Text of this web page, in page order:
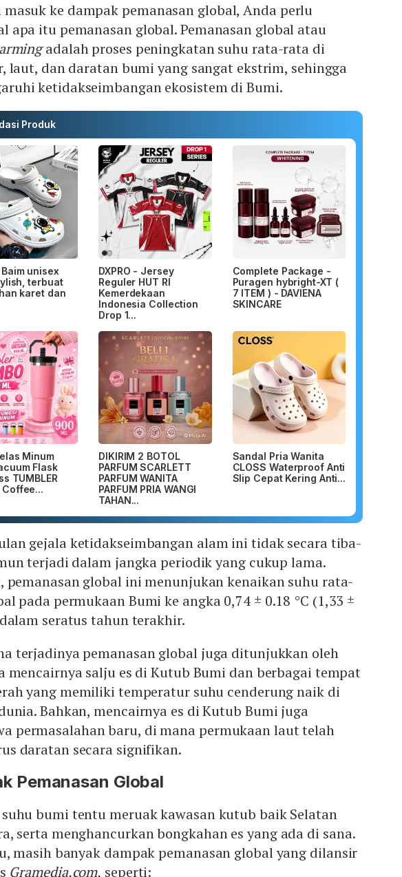
masuk ke dampak pemanasan global, Anda perlu
apa itu pemanasan global. Pemanasan global atau
adalah proses peningkatan suhu rata-rata di
laut, dan daratan bumi yang sangat ekstrim, sehingga
ketidakseimbangan ekosistem di Bumi.
Produk
unisex
terbuat
karet dan
DXPRO - Jersey
Reguler HUT RI
Kemerdekaan
Indonesia Collection
Drop 1...
Complete Package -
Puragen hybright-XT (
7 ITEM ) - DAVIENA
SKINCARE
Minum
Flask
TUMBLER
DIKIRIM 2 BOTOL
PARFUM SCARLETT
PARFUM WANITA
PARFUM PRIA WANGI
TAHAN...
Sandal Pria Wanita
CLOSS Waterproof Anti
Slip Cepat Kering Anti...
gejala ketidakseimbangan alam ini tidak secara tiba-
terjadi dalam jangka periodik yang cukup lama.
pemanasan global ini menunjukan kenaikan suhu rata-
pada permukaan Bumi ke angka 0,74 ± 0.18 °C (1,33 ±
seratus tahun terakhir.
terjadinya pemanasan global juga ditunjukkan oleh
mencairnya salju es di Kutub Bumi dan berbagai tempat
yang memiliki temperatur suhu cenderung naik di
Bahkan, mencairnya es di Kutub Bumi juga
permasalahan baru, di mana permukaan laut telah
daratan secara signifikan.
Pemanasan Global
bumi tentu meruak kawasan kutub baik Selatan
serta menghancurkan bongkahan es yang ada di sana.
masih banyak dampak pemanasan global yang dilansir
Gramedia.com, seperti: